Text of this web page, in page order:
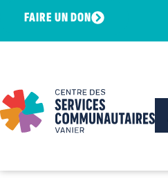
FAIRE UN DON